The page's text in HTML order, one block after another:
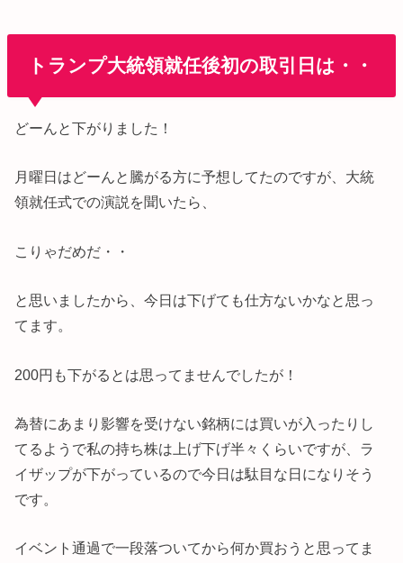
トランプ大統領就任後初の取引日は・・
どーんと下がりました！
月曜日はどーんと騰がる方に予想してたのですが、大統
領就任式での演説を聞いたら、
こりゃだめだ・・
と思いましたから、今日は下げても仕方ないかなと思っ
てます。
200円も下がるとは思ってませんでしたが！
為替にあまり影響を受けない銘柄には買いが入ったりし
てるようで私の持ち株は上げ下げ半々くらいですが、ラ
イザップが下がっているので今日は駄目な日になりそう
です。
イベント通過で一段落ついてから何か買おうと思ってま